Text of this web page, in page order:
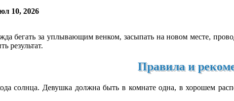
10, 2026
бегать за уплывающим венком, засыпать на новом месте,
результат.
Правила и
солнца. Девушка должна быть в комнате одна, в хорошем